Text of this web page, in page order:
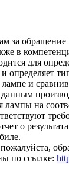
за
в
для
определяет
и
на
о
по ссылке: